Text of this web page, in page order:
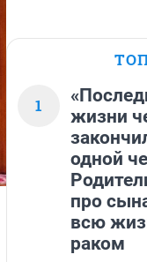
1
жизни
одной
про
всю
раком